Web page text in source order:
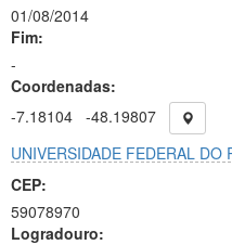
01/08/2014
Fim:
-
Coordenadas:
-7.18104 -48.19807
UNIVERSIDADE FEDERAL
CEP:
59078970
Logradouro: